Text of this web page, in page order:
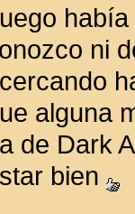
ni
alguna
de Dark
bien